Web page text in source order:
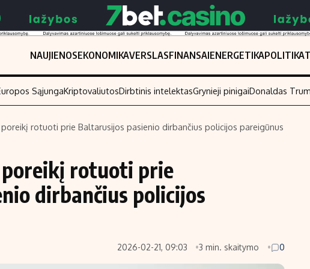
NAUJIENOSEKONOMIKAVERSLASFINANSAIENERGETIKAPOLITIKA
ūkis
Investavimas
Akcijų rinka
Saulės elektrinės
Infliacija
Migracija
Įdomios
SąjungaKriptovaliutosDirbtinis intelektasGrynieji pinigaiDonaldas
rotuoti prie Baltarusijos pasienio dirbančius policijos pareigūnus
rotuoti prie
dirbančius policijos
2026-02-21, 09:03 3 min. skaitymo 0